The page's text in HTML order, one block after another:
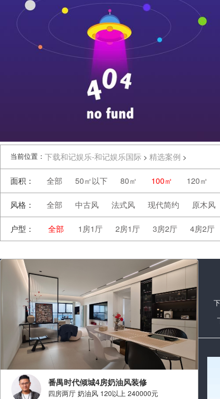
当前位置： 下载和记娱乐-和记娱乐国际 > 精选案例 >
面积： 全部 50㎡以下 80㎡ 100㎡ 120㎡
风格： 全部 中古风 法式风 现代简约 原木风
户型： 全部 1房1厅 2房1厅 3房2厅 4房2厅
番禺时代倾城4房奶油风装修
四房两厅 奶油风 120以上 240000元